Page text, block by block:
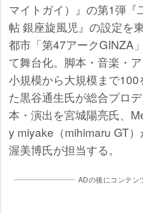
マイトガイ）』の第1弾『
帖 銀座旋風児』の設定を
都市「第47アークGINZA
て舞台化。脚本・音楽・
小規模から大規模まで
た黒谷通生氏が総合プロ
本・演出を宮城陽亮氏、
y miyake（mihimaru GT
渥美博氏が担当する。
ADの後にコンテン